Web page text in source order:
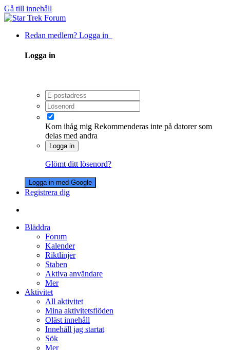
Gå till innehåll
Redan medlem? Logga in
Logga in
Kom ihåg mig Rekommenderas inte på datorer som
delas med andra
Logga in
Glömt ditt lösenord?
Logga in med Google
Registrera dig
Bläddra
Forum
Kalender
Riktlinjer
Staben
Aktiva användare
Mer
Aktivitet
All aktivitet
Mina aktivitetsflöden
Oläst innehåll
Innehåll jag startat
Sök
Mer